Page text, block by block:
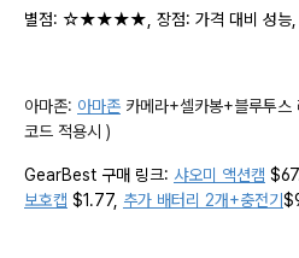
별점: ☆★★★★, 장점: 가격 대비 성능,
아마존: 아마존 카메라+셀카봉+블루투
코드 적용시 )
GearBest 구매 링크: 샤오미 액션캠
보호캡 $1.77, 추가 배터리 2개+충전기